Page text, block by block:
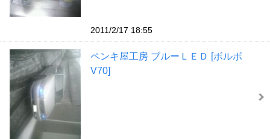
2011/2/17 18:55
ペンキ屋工房 ブルーＬＥＤ [ボルボ
V70]